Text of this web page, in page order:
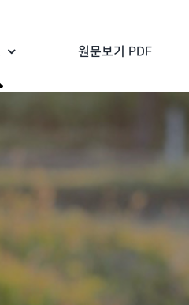
원문보기 PDF